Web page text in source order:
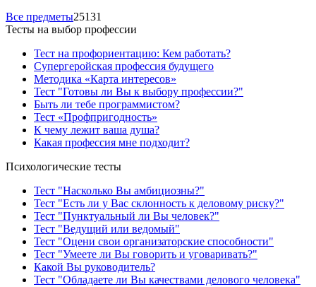
Все предметы25131
Тесты на выбор профессии
Тест на профориентацию: Кем работать?
Супергеройская профессия будущего
Методика «Карта интересов»
Тест "Готовы ли Вы к выбору профессии?"
Быть ли тебе программистом?
Тест «Профпригодность»
К чему лежит ваша душа?
Какая профессия мне подходит?
Психологические тесты
Тест "Насколько Вы амбициозны?"
Тест "Есть ли у Вас склонность к деловому риску?"
Тест "Пунктуальный ли Вы человек?"
Тест "Ведущий или ведомый"
Тест "Оцени свои организаторские способности"
Тест "Умеете ли Вы говорить и уговаривать?"
Какой Вы руководитель?
Тест "Обладаете ли Вы качествами делового человека"